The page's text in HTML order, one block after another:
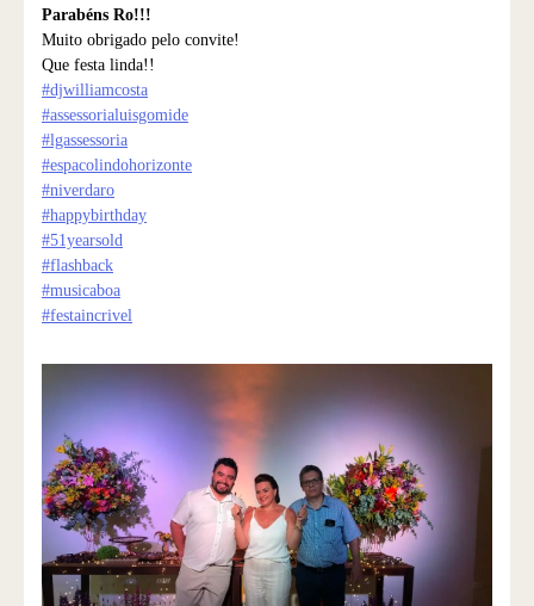
Parabéns Ro!!!
Muito obrigado pelo convite!
Que festa linda!!
#djwilliamcosta
#assessorialuisgomide
#lgassessoria
#espacolindohorizonte
#niverdaro
#happybirthday
#51yearsold
#flashback
#musicaboa
#festaincrivel